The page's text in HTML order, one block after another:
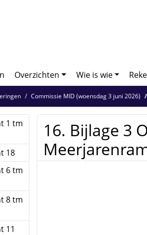
Overzichten Wie is wie
Commissie MID (woensdag 3 juni 2026)
1 tm
18
6 tm
8 tm
11
16. Bijlage 3